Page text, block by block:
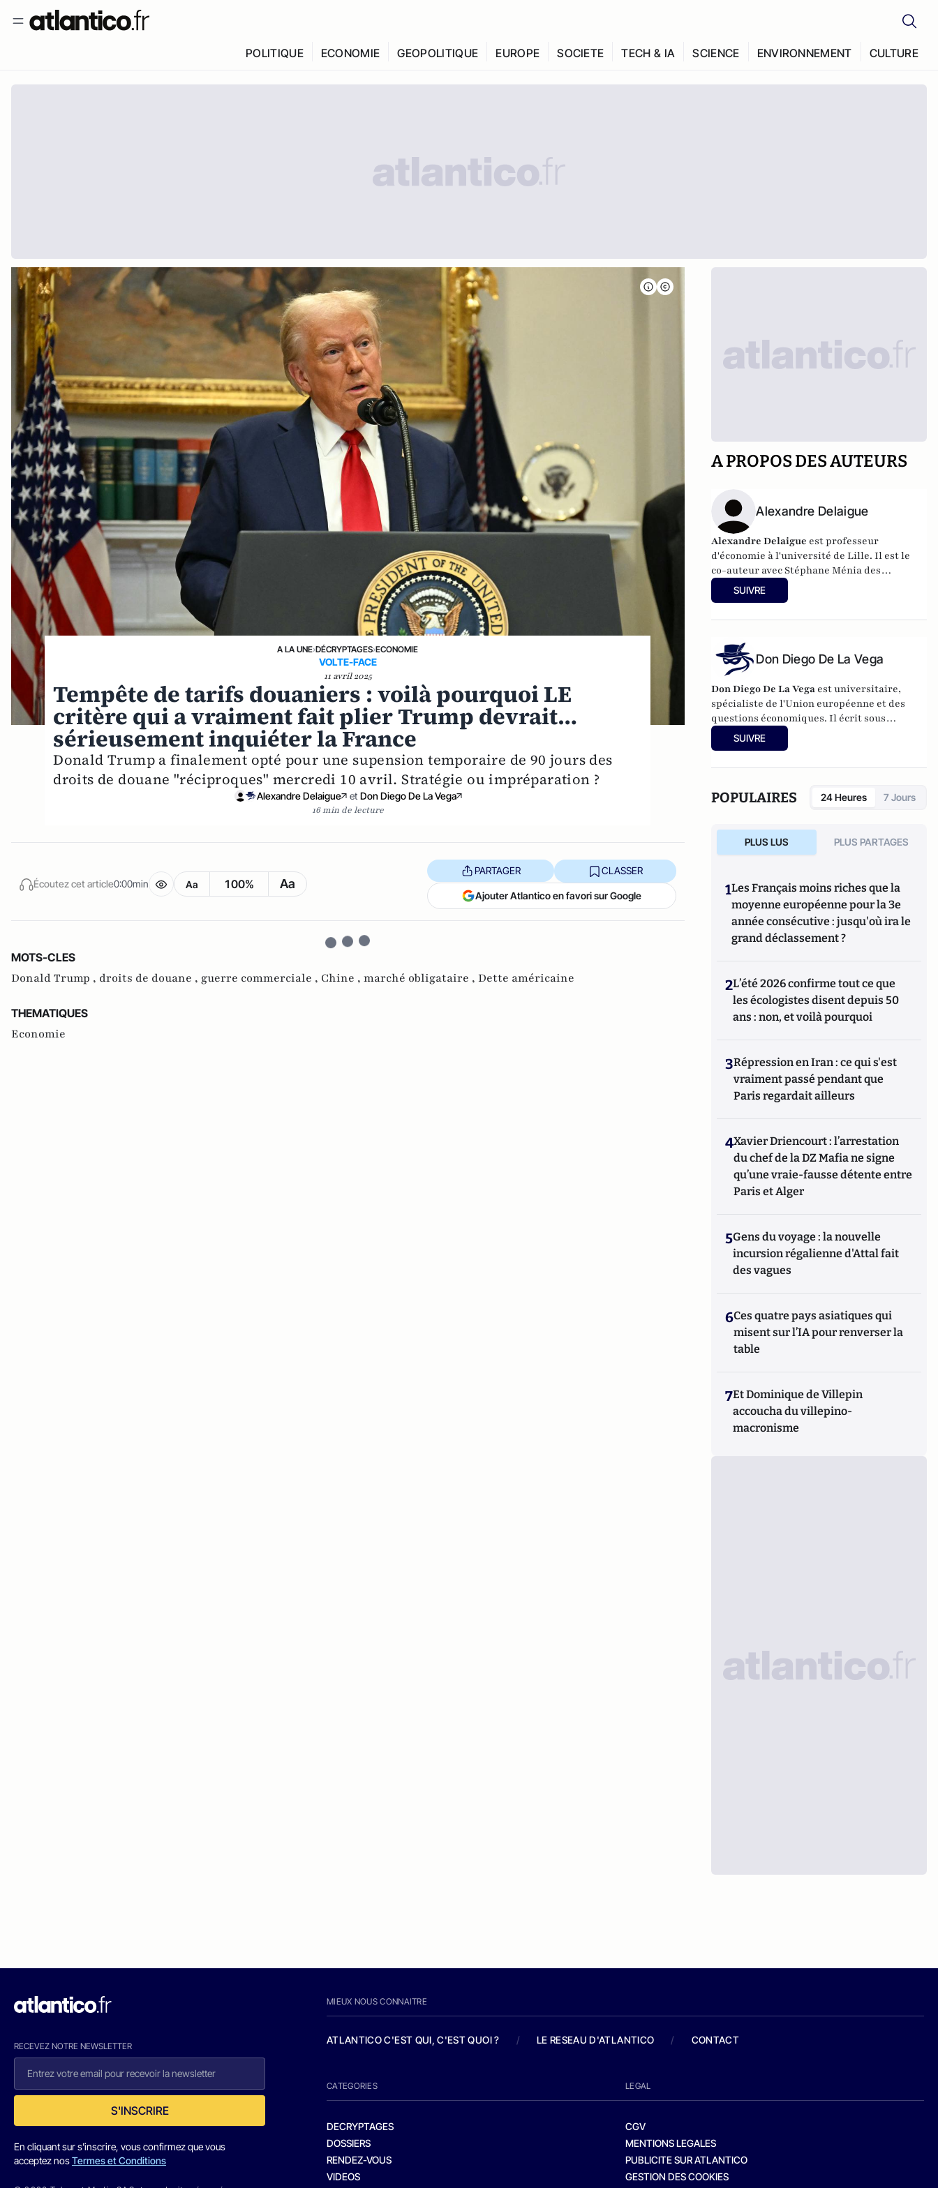
POLITIQUE ECONOMIE GEOPOLITIQUE EUROPE SOCIETE TECH & IA SCIENCE ENVIRONNEMENT CULTURE
A LA UNE›DÉCRYPTAGES›ECONOMIE
VOLTE-FACE
11 avril 2025
Tempête de tarifs douaniers : voilà pourquoi LE
critère qui a vraiment fait plier Trump devrait…
sérieusement inquiéter la France
Donald Trump a finalement opté pour une supension temporaire de 90 jours des
droits de douane "réciproques" mercredi 10 avril. Stratégie ou impréparation ?
Alexandre Delaigue et Don Diego De La Vega
16 min de lecture
Écoutez cet article0:00min Aa 100% Aa
PARTAGER CLASSER
Ajouter Atlantico en favori sur Google
MOTS-CLES
Donald Trump , droits de douane , guerre commerciale , Chine , marché obligataire , Dette américaine
THEMATIQUES
Economie
A PROPOS DES AUTEURS
Alexandre Delaigue
Alexandre Delaigue estprofesseur
d'économie à l'université de Lille. Il est le
co-auteur avec Stéphane Ménia des
livres Nos phobies économiques
drogue... et économie : pas de sujet tabou
SUIVRE
Don Diego De La Vega
Don Diego De La Vega est universitaire,
spécialiste de l'Union européenne et des
questions économiques. Il écrit sous
pseudonyme car il ne peut engager
l’institution pour laquelle il travaille.
SUIVRE
POPULAIRES 24 Heures 7 Jours
PLUS LUS PLUS PARTAGES
1Les Français moins riches que la
moyenne européenne pour la 3e
année consécutive : jusqu'où ira le
grand déclassement ?
2L’été 2026 confirme tout ce que
les écologistes disent depuis 50
ans : non, et voilà pourquoi
3Répression en Iran : ce qui s'est
vraiment passé pendant que
Paris regardait ailleurs
4Xavier Driencourt : l’arrestation
du chef de la DZ Mafia ne signe
qu’une vraie-fausse détente entre
Paris et Alger
5Gens du voyage : la nouvelle
incursion régalienne d'Attal fait
des vagues
6Ces quatre pays asiatiques qui
misent sur l’IA pour renverser la
table
7Et Dominique de Villepin
accoucha du villepino-
macronisme
RECEVEZ NOTRE NEWSLETTER
S'INSCRIRE
En cliquant sur s'inscrire, vous confirmez que vous
acceptez nosTermes et Conditions
MIEUX NOUS CONNAITRE
ATLANTICO C'EST QUI, C'EST QUOI ? / LE RESEAU D'ATLANTICO / CONTACT
CATEGORIES
DECRYPTAGES
DOSSIERS
RENDEZ-VOUS
VIDEOS
LEGAL
CGV
MENTIONS LEGALES
PUBLICITE SUR ATLANTICO
GESTION DES COOKIES